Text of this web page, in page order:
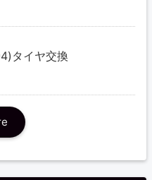
タイヤ交換